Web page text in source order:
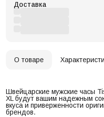
Доставка
О товаре
Швейцарские мужские часы
XL будут вашим надежным
вкуса и приверженности
брендов.